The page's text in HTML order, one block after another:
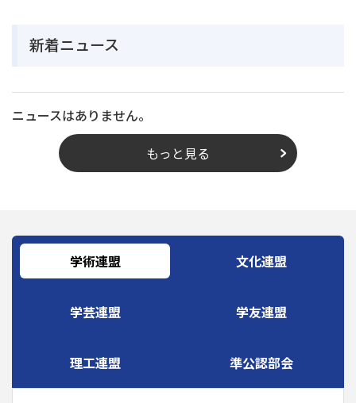
新着ニュース
ニュースはありません。
もっと見る
学術連盟 文化連盟
学芸連盟 学友連盟
理工連盟 準公認部会